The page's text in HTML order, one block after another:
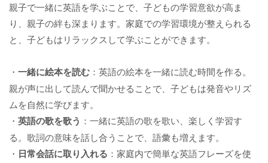
親子で一緒に英語を学ぶことで、子どもの学習意欲が高ま
り、親子の絆も深まります。家庭での学習環境が整えられる
と、子どもはリラックスして学ぶことができます。
・ 一緒に絵本を読む ：英語の絵本を一緒に読む時間を作る。
親が声に出して読んで聞かせることで、子どもは発音やリズ
ムを自然に学びます。
・ 英語の歌を歌う ：一緒に英語の歌を歌い、楽しく学習す
る。歌詞の意味を話し合うことで、語彙も増えます。
・ 日常会話に取り入れる ：家庭内で簡単な英語フレーズを使